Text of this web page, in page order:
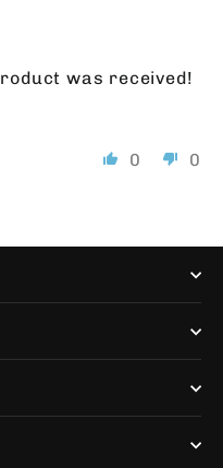
was received!
0 0